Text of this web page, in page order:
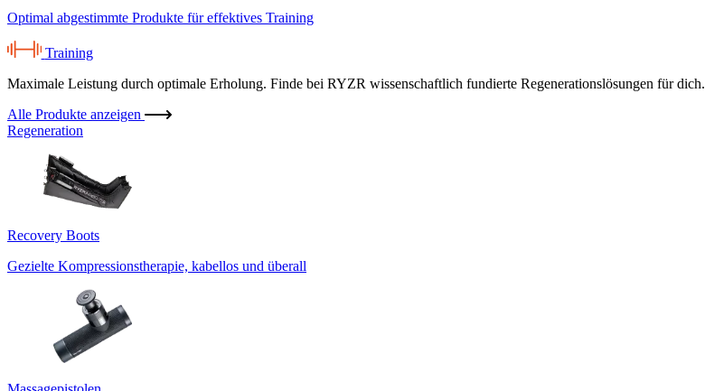
Optimal abgestimmte Produkte für effektives Training
Training
Maximale Leistung durch optimale Erholung. Finde bei RYZR wissenschaftlich fundierte Regenerationslösungen für dich.
Alle Produkte anzeigen
Regeneration
Recovery Boots
Gezielte Kompressionstherapie, kabellos und überall